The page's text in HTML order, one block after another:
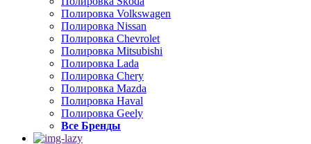
Полировка Volkswagen
Полировка Nissan
Полировка Chevrolet
Полировка Mitsubishi
Полировка Lada
Полировка Chery
Полировка Mazda
Полировка Haval
Полировка Geely
Все Бренды